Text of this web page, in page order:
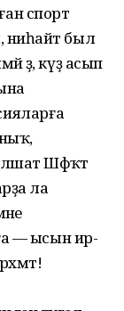
спорт
ниһайәт был
ҙә, күҙ асып
Шәфҡәт
ла
— ысын ир-